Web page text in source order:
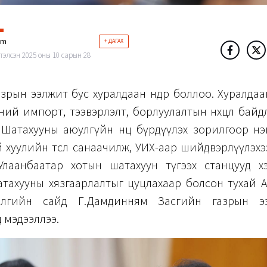
+ ДАГАХ
2025 оны 10 сарын 28
ээлжит бус хуралдаан өнөөдөр боллоо.
импорт, тээвэрлэлт, борлуулалтын нөхцөл
аюулгүйн нөөц бүрдүүлэх зорилгоор
хуулийн төсөл санаачилж, УИХ-аар
Улаанбаатар хотын шатахуун түгээх станцууд
хязгаарлалтыг цуцлахаар болсон тухай
сайд Г.Дамдинням Засгийн газрын